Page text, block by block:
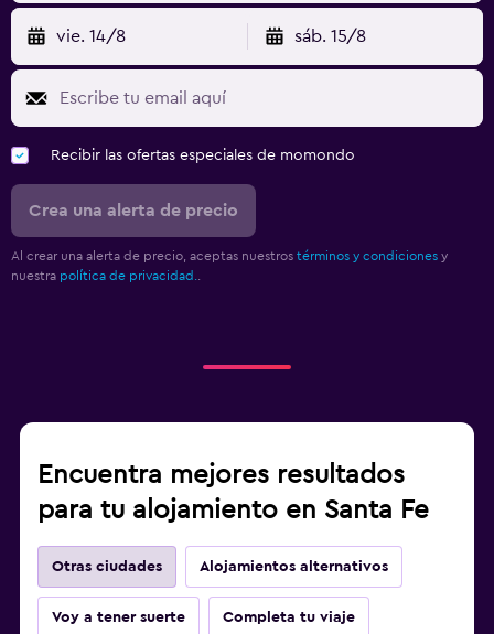
vie. 14/8 sáb. 15/8
Recibir las ofertas especiales de momondo
Crea una alerta de precio
Al crear una alerta de precio, aceptas nuestros términos y condiciones y
nuestra política de privacidad.
Encuentra mejores resultados
para tu alojamiento en Santa Fe
Otras ciudades Alojamientos alternativos
Voy a tener suerte Completa tu viaje